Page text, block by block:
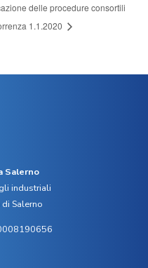
delle procedure consortili
1.1.2020
Salerno
industriali
Salerno